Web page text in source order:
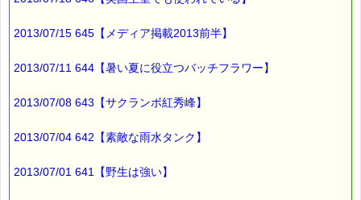
と実感していただくのが私のねがいです。
───────────────────────────────
発行責任者：店長 千葉るみこ
https://pass-thyme.com/
2013/07/15 645【メディア掲載2013前半】
2013/07/11 644【暑い夏に役立つバッチフラワー】
2013/07/08 643【サクランボ紅秀峰】
2013/07/04 642【素敵な雨水タンク】
2013/07/01 641【野生は強い】